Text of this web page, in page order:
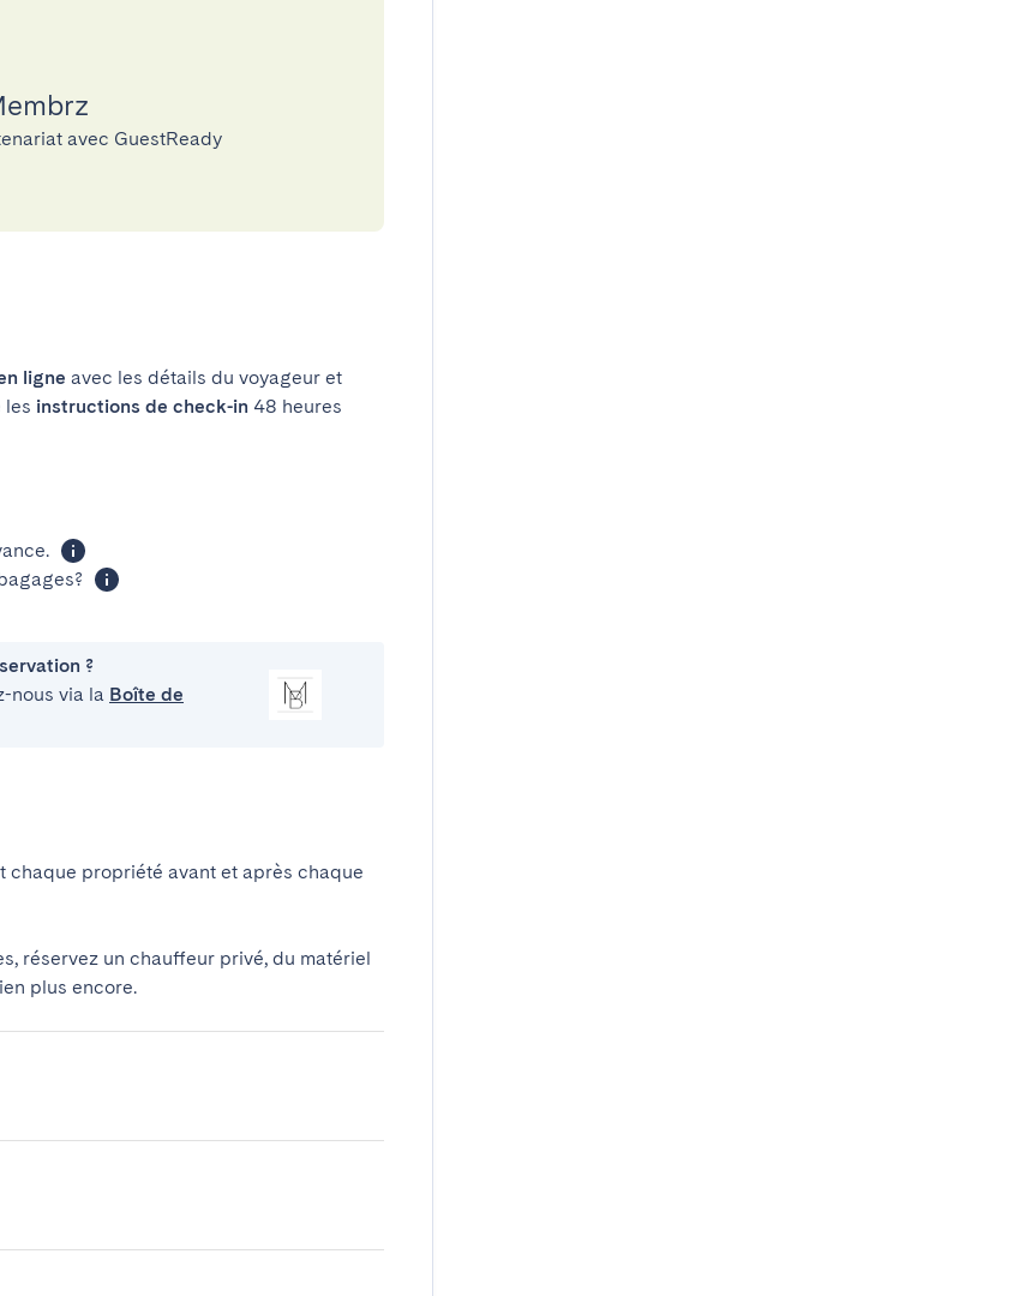
avec GuestReady
ligne avec les détails du voyageur et
les instructions de check-in 48 heures
?
nous via la Boîte de
chaque propriété avant et après chaque
réservez un chauffeur privé, du matériel
plus encore.